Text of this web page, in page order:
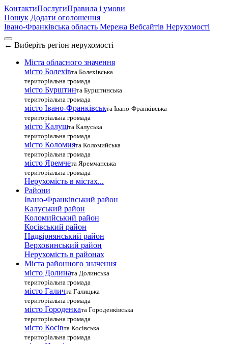
КонтактиПослугиПравила і умови
Пошук Додати оголошення
Івано-Франківська область Мережа Вебсайтів Нерухомості
← Виберіть регіон нерухомості
Міста обласного значення
місто Болехівта Болехівська
територіальна громада
місто Бурштинта Бурштинська
територіальна громада
місто Івано-Франківськта Івано-Франківська
територіальна громада
місто Калушта Калуська
територіальна громада
місто Коломията Коломийська
територіальна громада
місто Яремчета Яремчанська
територіальна громада
Нерухомість в містах...
Райони
Івано-Франківський район
Калуський район
Коломийський район
Косівський район
Надвірнянський район
Верховинський район
Нерухомість в районах
Міста районного значення
місто Долината Долинська
територіальна громада
місто Галичта Галицька
територіальна громада
місто Городенката Городенківська
територіальна громада
місто Косівта Косівська
територіальна громада